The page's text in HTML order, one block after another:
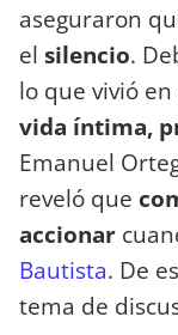
aseguraron
el silencio.
lo que vivió
vida íntima,
Emanuel
reveló que
accionar
Bautista. De
tema de